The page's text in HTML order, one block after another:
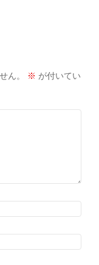
ん。 ※ が付いてい